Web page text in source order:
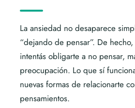
La ansiedad no desaparece
“dejando de pensar”. De
intentás obligarte a no pensar,
preocupación. Lo que sí
nuevas formas de relacionarte
pensamientos.